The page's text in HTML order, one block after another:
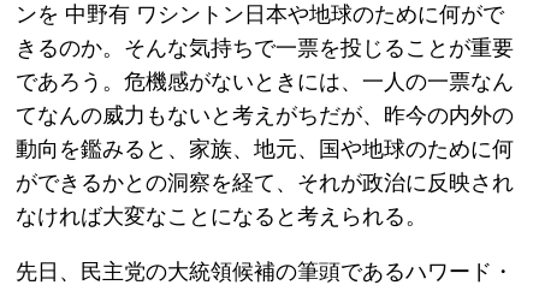
ンを 中野有 ワシントン日本や地球のために何がで
きるのか。そんな気持ちで一票を投じることが重要
であろう。危機感がないときには、一人の一票なん
てなんの威力もないと考えがちだが、昨今の内外の
動向を鑑みると、家族、地元、国や地球のために何
ができるかとの洞察を経て、それが政治に反映され
なければ大変なことになると考えられる。
先日、民主党の大統領候補の筆頭であるハワード・